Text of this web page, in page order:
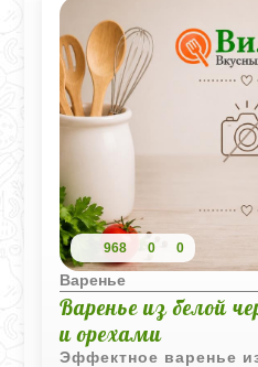
968 0 0
Варенье
Варенье из белой
и орехами
Эффектное варенье